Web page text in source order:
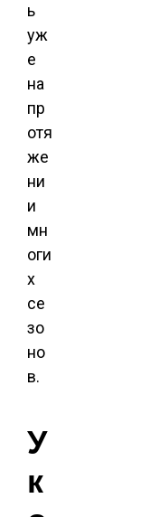
ь
уж
е
на
пр
отя
же
ни
и
мн
оги
х
се
зо
но
в.
У
к